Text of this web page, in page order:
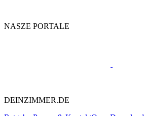
NASZE PORTALE
DEINZIMMER.DE